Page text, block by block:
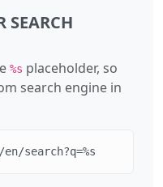
SEARCH
%s placeholder, so
search engine in
search?q=%s